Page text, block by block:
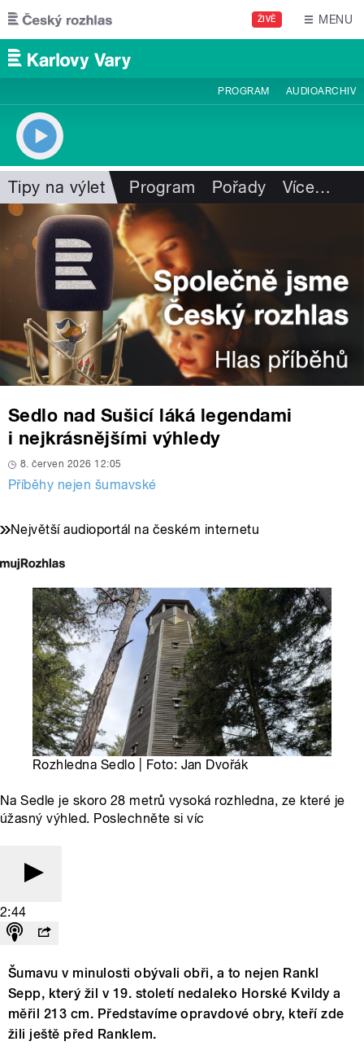
Přejít k hlavnímu obsahu
ŽIVĚ MENU
PROGRAM AUDIOARCHIV
Tipy na výlet Program Pořady Více…
Sedlo nad Sušicí láká legendami
i nejkrásnějšími výhledy
8. červen 2026 12:05
Příběhy nejen šumavské
Největší audioportál na českém internetu
Rozhledna Sedlo | Foto: Jan Dvořák
Na Sedle je skoro 28 metrů vysoká rozhledna, ze které je
úžasný výhled. Poslechněte si víc
2:44
Šumavu v minulosti obývali obři, a to nejen Rankl
Sepp, který žil v 19. století nedaleko Horské Kvildy a
měřil 213 cm. Představíme opravdové obry, kteří zde
žili ještě před Ranklem.